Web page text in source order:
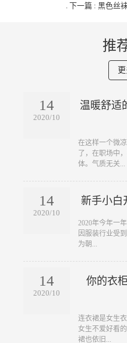
下一篇 : 黑色丝
推
14
2020/10
温暖舒适
在这样一个微
了，在职场中
体。气质无关...
14
2020/10
新手小白
​2020年今年一
因服装行业受
为朝...
14
2020/10
你的衣
连衣裙是女生
女生不爱好看
裙也依旧...